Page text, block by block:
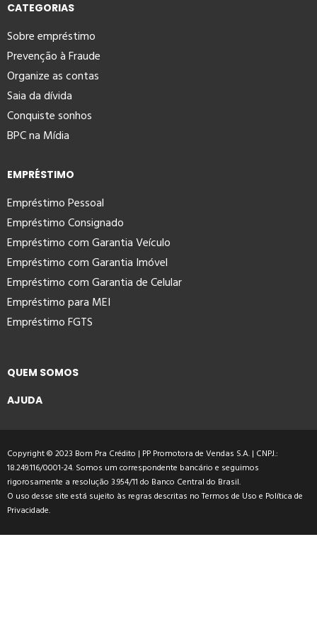
CATEGORIAS
Sobre empréstimo
Prevenção à Fraude
Organize as contas
Saia da dívida
Conquiste sonhos
BPC na Mídia
EMPRÉSTIMO
Empréstimo Pessoal
Empréstimo Consignado
Empréstimo com Garantia Veículo
Empréstimo com Garantia Imóvel
Empréstimo com Garantia de Celular
Empréstimo para MEI
Empréstimo FGTS
QUEM SOMOS
AJUDA
Copyright © 2023 Bom Pra Crédito | PP Promotora de Vendas S.A. | CNPJ.:
18.249.116/0001-24. Somos um correspondente bancário e seguimos
rigorosamente a resolução 3.954/11 do Banco Central do Brasil.
O uso desse site está sujeito às regras descritas noTermos de Uso e Política de
Privacidade.